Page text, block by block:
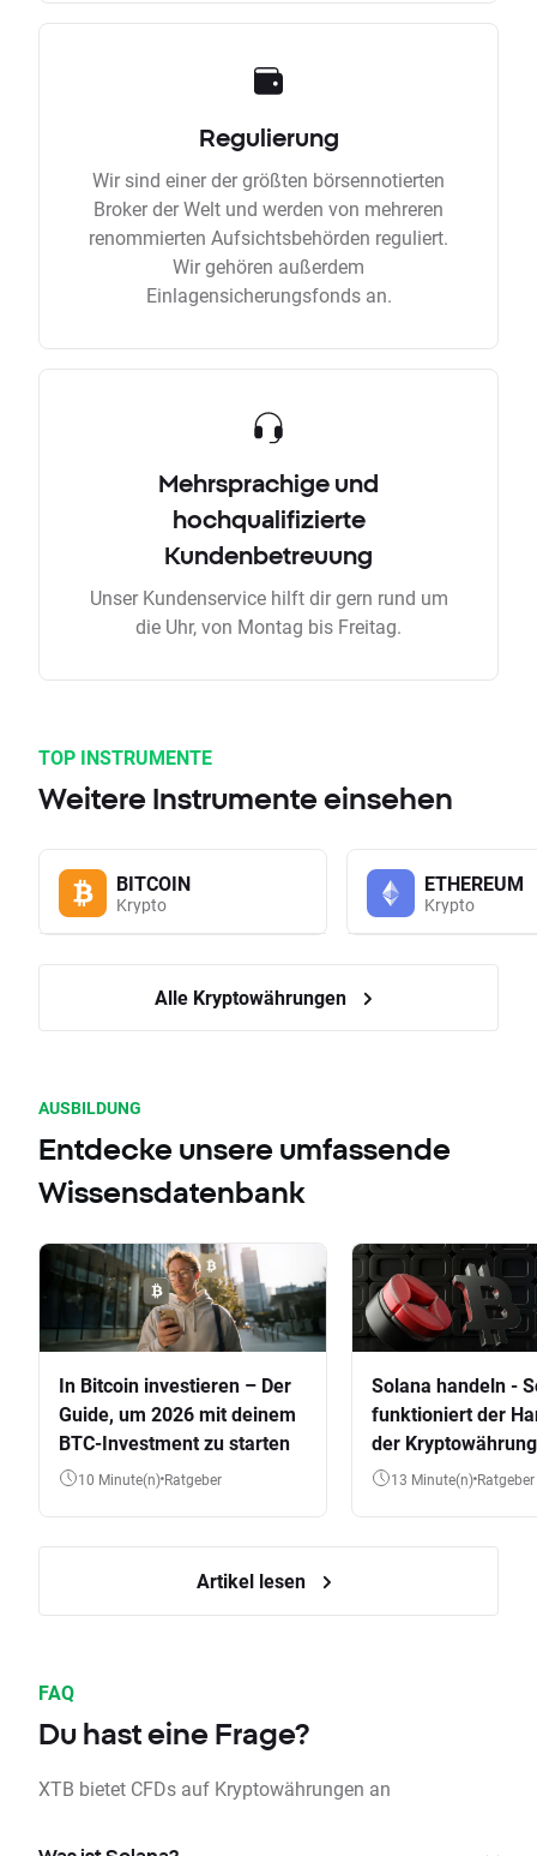
Regulierung
Wir sind einer der größten börsennotierten
Broker der Welt und werden von mehreren
renommierten Aufsichtsbehörden reguliert.
Wir gehören außerdem
Einlagensicherungsfonds an.
Mehrsprachige und
hochqualifizierte
Kundenbetreuung
Unser Kundenservice hilft dir gern rund um
die Uhr, von Montag bis Freitag.
TOP INSTRUMENTE
Weitere Instrumente einsehen
BITCOIN
Krypto
ETHEREUM
Krypto
Alle Kryptowährungen
AUSBILDUNG
Entdecke unsere umfassende
Wissensdatenbank
In Bitcoin investieren – Der
Guide, um 2026 mit deinem
BTC-Investment zu starten
10 Minute(n) Ratgeber
Solana handeln -
funktioniert der
der
13 Minute(n) Ratgeber
Artikel lesen
FAQ
Du hast eine Frage?
XTB bietet CFDs auf Kryptowährungen an